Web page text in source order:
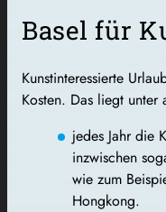
Basel für
Kunstinteressierte
Kosten. Das liegt unter
jedes Jahr die
inzwischen
wie zum
Hongkong.